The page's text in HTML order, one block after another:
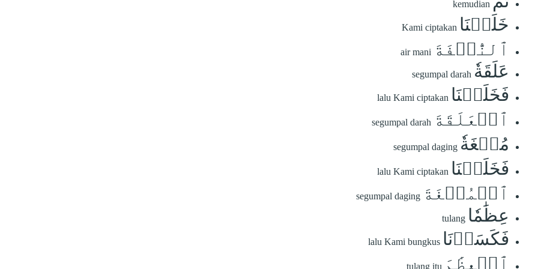
kemudian
خَلَقۡنَا Kami ciptakan
ٱلنُّطۡفَةَ air mani
عَلَقَةٗ segumpal darah
فَخَلَقۡنَا lalu Kami ciptakan
ٱلۡعَلَقَةَ segumpal darah
مُضۡغَةٗ segumpal daging
فَخَلَقۡنَا lalu Kami ciptakan
ٱلۡمُضۡغَةَ segumpal daging
عِظَٰمٗا tulang
فَكَسَوۡنَا lalu Kami bungkus
ٱلۡعِظَٰمَ tulang itu